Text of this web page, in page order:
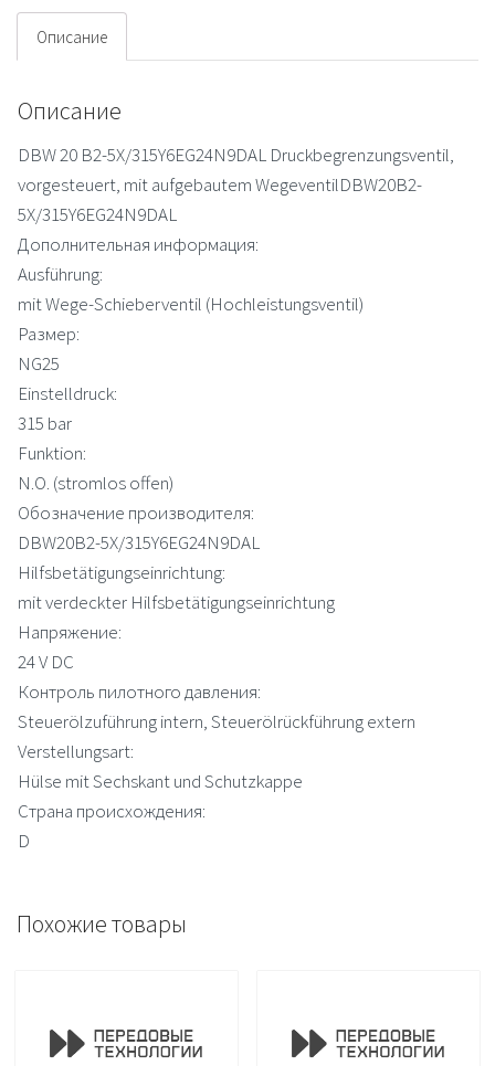
Описание
Описание
DBW 20 B2-5X/315Y6EG24N9DAL Druckbegrenzungsventil,
vorgesteuert, mit aufgebautem WegeventilDBW20B2-
5X/315Y6EG24N9DAL
Дополнительная информация:
Ausführung:
mit Wege-Schieberventil (Hochleistungsventil)
Размер:
NG25
Einstelldruck:
315 bar
Funktion:
N.O. (stromlos offen)
Обозначение производителя:
DBW20B2-5X/315Y6EG24N9DAL
Hilfsbetätigungseinrichtung:
mit verdeckter Hilfsbetätigungseinrichtung
Напряжение:
24 V DC
Контроль пилотного давления:
Steuerölzuführung intern, Steuerölrückführung extern
Verstellungsart:
Hülse mit Sechskant und Schutzkappe
Страна происхождения:
D
Похожие товары